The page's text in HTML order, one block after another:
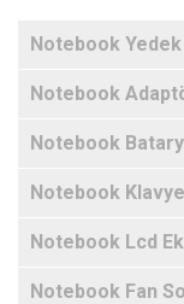
Notebook
Notebook
Notebook
Notebook Klavye
Notebook Lcd
Notebook Fan